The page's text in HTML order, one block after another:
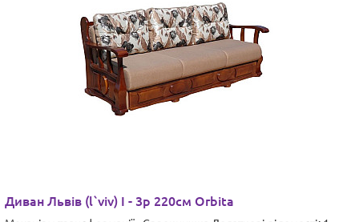
Диван Львів (l`viv) І - 3р 220см Orbita